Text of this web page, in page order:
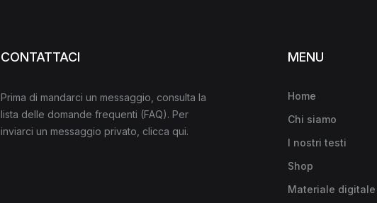
CONTATTACI
Prima di mandarci un messaggio, consulta la
lista delle domande frequenti (FAQ). Per
inviarci un messaggio privato, clicca qui.
MENU
Home
Chi siamo
I nostri testi
Shop
Materiale digitale